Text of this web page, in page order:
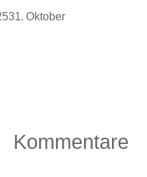
31. Oktober
Kommentare